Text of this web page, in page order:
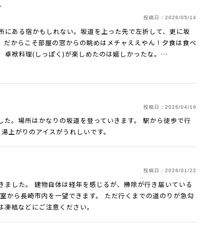
投稿日： 2026/05/14
ある宿かもしれない。坂道を上った先で左折して、更に坂
からこそ部屋の窓からの眺めはメチャええやん！夕食は食べ
卓袱料理(しっぽく)が楽しめたのは嬉しかったな。…
投稿日： 2026/04/16
。場所はかなりの坂道を登っていきます。 駅から徒歩で行
上がりのアイスがうれしいです。
投稿日： 2026/01/22
した。 建物自体は経年を感じるが、掃除が行き届いている
から長崎市内を一望できます。 ただ行くまでの道のりが急勾
結などにご注意ください。